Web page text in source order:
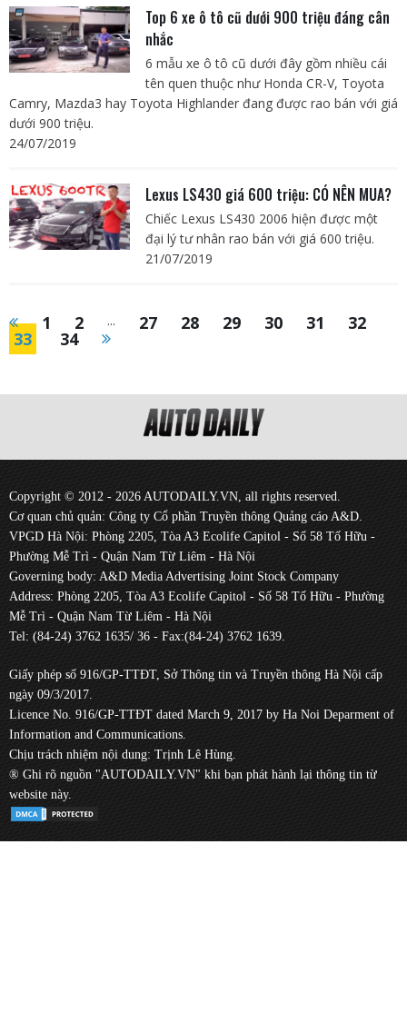
Top 6 xe ô tô cũ dưới 900 triệu đáng cân
nhắc
6 mẫu xe ô tô cũ dưới đây gồm nhiều cái
tên quen thuộc như Honda CR-V, Toyota
Camry, Mazda3 hay Toyota Highlander đang được rao bán với giá
dưới 900 triệu.
24/07/2019
Lexus LS430 giá 600 triệu: CÓ NÊN MUA?
Chiếc Lexus LS430 2006 hiện được một
đại lý tư nhân rao bán với giá 600 triệu.
21/07/2019
1 2 ... 27 28 29 30 31 32
33 34
Copyright © 2012 - 2026 AUTODAILY.VN, all rights reserved.
Cơ quan chủ quản: Công ty Cổ phần Truyền thông Quảng cáo A&D.
VPGD Hà Nội: Phòng 2205, Tòa A3 Ecolife Capitol - Số 58 Tố Hữu -
Phường Mễ Trì - Quận Nam Từ Liêm - Hà Nội
Governing body: A&D Media Advertising Joint Stock Company
Address: Phòng 2205, Tòa A3 Ecolife Capitol - Số 58 Tố Hữu - Phường
Mễ Trì - Quận Nam Từ Liêm - Hà Nội
Tel: (84-24) 3762 1635/ 36 - Fax:(84-24) 3762 1639.
Giấy phép số 916/GP-TTĐT, Sở Thông tin và Truyền thông Hà Nội cấp
ngày 09/3/2017.
Licence No. 916/GP-TTĐT dated March 9, 2017 by Ha Noi Deparment of
Information and Communications.
Chịu trách nhiệm nội dung: Trịnh Lê Hùng.
® Ghi rõ nguồn "AUTODAILY.VN" khi bạn phát hành lại thông tin từ
website này.